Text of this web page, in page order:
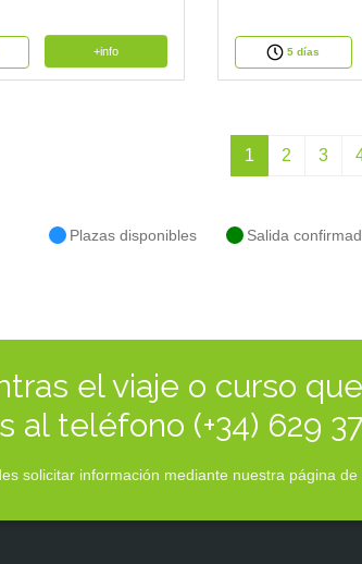
+info 5 días
1 2 3
Plazas disponibles Salida
el viaje o curso
al teléfono (+34) 629
solicitar información mediante nuestra página de